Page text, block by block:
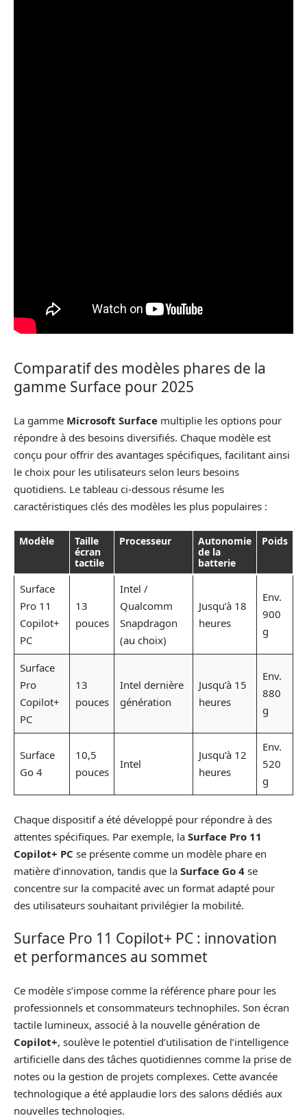
Comparatif des modèles phares de la
gamme Surface pour 2025
La gamme Microsoft Surface multiplie les options pour
répondre à des besoins diversifiés. Chaque modèle est
conçu pour offrir des avantages spécifiques, facilitant ainsi
le choix pour les utilisateurs selon leurs besoins
quotidiens. Le tableau ci-dessous résume les
caractéristiques clés des modèles les plus populaires :
Modèle
Taille
écran
tactile
Processeur
Autonomie
de la
batterie
Poids
Surface
Pro 11
Copilot+
PC
13
pouces
Intel /
Qualcomm
Snapdragon
(au choix)
Jusqu’à 18
heures
Env.
900
g
Surface
Pro
Copilot+
PC
13
pouces
Intel dernière
génération
Jusqu’à 15
heures
Env.
880
g
Surface
Go 4
10,5
pouces
Intel
Jusqu’à 12
heures
Env.
520
g
Chaque dispositif a été développé pour répondre à des
attentes spécifiques. Par exemple, la Surface Pro 11
Copilot+ PC se présente comme un modèle phare en
matière d’innovation, tandis que la Surface Go 4 se
concentre sur la compacité avec un format adapté pour
des utilisateurs souhaitant privilégier la mobilité.
Surface Pro 11 Copilot+ PC : innovation
et performances au sommet
Ce modèle s’impose comme la référence phare pour les
professionnels et consommateurs technophiles. Son écran
tactile lumineux, associé à la nouvelle génération de
Copilot+, soulève le potentiel d’utilisation de l’intelligence
artificielle dans des tâches quotidiennes comme la prise de
notes ou la gestion de projets complexes. Cette avancée
technologique a été applaudie lors des salons dédiés aux
nouvelles technologies.